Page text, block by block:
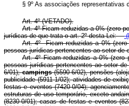
§ 9º As associações
Art. 4º (VETADO).
Art. 4º Ficam reduzidas a 0% (zero
jurídicas de que trata o art. 2º desta Lei:
Art. 4º Ficam reduzidas a 0% (zero
pessoas jurídicas pertencentes ao setor
Art. 4º Ficam reduzidas a 0% (zero
pessoas jurídicas pertencentes ao setor
6/01);campings(5590-6/02), pensões
publicidade (5911-1/02); atividades de
festas e eventos (7420-0/04);
estruturas de uso temporário, exceto
(8230-0/01); casas de festas e eventos